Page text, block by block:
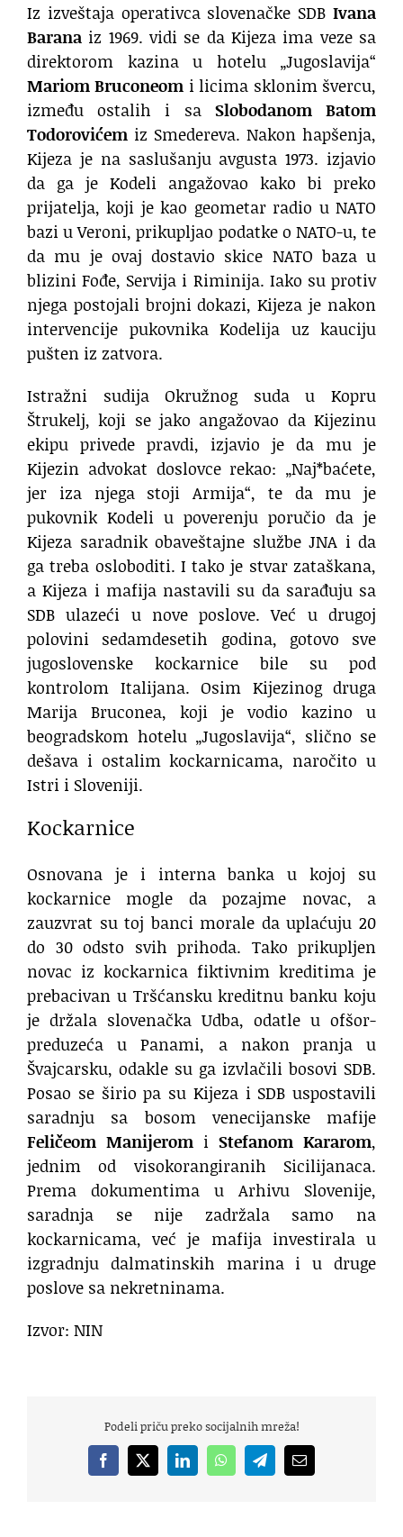
Iz izveštaja operativca slovenačke SDB Ivana
Barana iz 1969. vidi se da Kijeza ima veze sa
direktorom kazina u hotelu „Jugoslavija“
Mariom Bruconeom i licima sklonim švercu,
između ostalih i sa Slobodanom Batom
Todorovićem iz Smedereva. Nakon hapšenja,
Kijeza je na saslušanju avgusta 1973. izjavio
da ga je Kodeli angažovao kako bi preko
prijatelja, koji je kao geometar radio u NATO
bazi u Veroni, prikupljao podatke o NATO-u, te
da mu je ovaj dostavio skice NATO baza u
blizini Fođe, Servija i Riminija. Iako su protiv
njega postojali brojni dokazi, Kijeza je nakon
intervencije pukovnika Kodelija uz kauciju
pušten iz zatvora.
Istražni sudija Okružnog suda u Kopru
Štrukelj, koji se jako angažovao da Kijezinu
ekipu privede pravdi, izjavio je da mu je
Kijezin advokat doslovce rekao: „Naj*baćete,
jer iza njega stoji Armija“, te da mu je
pukovnik Kodeli u poverenju poručio da je
Kijeza saradnik obaveštajne službe JNA i da
ga treba osloboditi. I tako je stvar zataškana,
a Kijeza i mafija nastavili su da sarađuju sa
SDB ulazeći u nove poslove. Već u drugoj
polovini sedamdesetih godina, gotovo sve
jugoslovenske kockarnice bile su pod
kontrolom Italijana. Osim Kijezinog druga
Marija Bruconea, koji je vodio kazino u
beogradskom hotelu „Jugoslavija“, slično se
dešava i ostalim kockarnicama, naročito u
Istri i Sloveniji.
Kockarnice
Osnovana je i interna banka u kojoj su
kockarnice mogle da pozajme novac, a
zauzvrat su toj banci morale da uplaćuju 20
do 30 odsto svih prihoda. Tako prikupljen
novac iz kockarnica fiktivnim kreditima je
prebacivan u Tršćansku kreditnu banku koju
je držala slovenačka Udba, odatle u ofšor-
preduzeća u Panami, a nakon pranja u
Švajcarsku, odakle su ga izvlačili bosovi SDB.
Posao se širio pa su Kijeza i SDB uspostavili
saradnju sa bosom venecijanske mafije
Feličeom Manijerom i Stefanom Kararom,
jednim od visokorangiranih Sicilijanaca.
Prema dokumentima u Arhivu Slovenije,
saradnja se nije zadržala samo na
kockarnicama, već je mafija investirala u
izgradnju dalmatinskih marina i u druge
poslove sa nekretninama.
Izvor: NIN
Podeli priču preko socijalnih mreža!
Facebook
X LinkedInWhatsAppTelegramEmail